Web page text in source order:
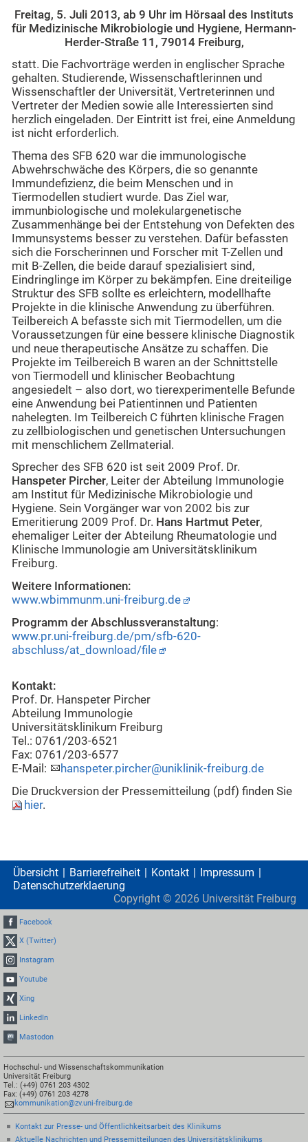
Freitag, 5. Juli 2013, ab 9 Uhr im Hörsaal des Instituts
für Medizinische Mikrobiologie und Hygiene, Hermann-
Herder-Straße 11, 79014 Freiburg,
statt. Die Fachvorträge werden in englischer Sprache
gehalten. Studierende, Wissenschaftlerinnen und
Wissenschaftler der Universität, Vertreterinnen und
Vertreter der Medien sowie alle Interessierten sind
herzlich eingeladen. Der Eintritt ist frei, eine Anmeldung
ist nicht erforderlich.
Thema des SFB 620 war die immunologische
Abwehrschwäche des Körpers, die so genannte
Immundefizienz, die beim Menschen und in
Tiermodellen studiert wurde. Das Ziel war,
immunbiologische und molekulargenetische
Zusammenhänge bei der Entstehung von Defekten des
Immunsystems besser zu verstehen. Dafür befassten
sich die Forscherinnen und Forscher mit T-Zellen und
mit B-Zellen, die beide darauf spezialisiert sind,
Eindringlinge im Körper zu bekämpfen. Eine dreiteilige
Struktur des SFB sollte es erleichtern, modellhafte
Projekte in die klinische Anwendung zu überführen.
Teilbereich A befasste sich mit Tiermodellen, um die
Voraussetzungen für eine bessere klinische Diagnostik
und neue therapeutische Ansätze zu schaffen. Die
Projekte im Teilbereich B waren an der Schnittstelle
von Tiermodell und klinischer Beobachtung
angesiedelt – also dort, wo tierexperimentelle Befunde
eine Anwendung bei Patientinnen und Patienten
nahelegten. Im Teilbereich C führten klinische Fragen
zu zellbiologischen und genetischen Untersuchungen
mit menschlichem Zellmaterial.
Sprecher des SFB 620 ist seit 2009 Prof. Dr.
Hanspeter Pircher, Leiter der Abteilung Immunologie
am Institut für Medizinische Mikrobiologie und
Hygiene. Sein Vorgänger war von 2002 bis zur
Emeritierung 2009 Prof. Dr. Hans Hartmut Peter,
ehemaliger Leiter der Abteilung Rheumatologie und
Klinische Immunologie am Universitätsklinikum
Freiburg.
Weitere Informationen:
www.wbimmunm.uni-freiburg.de
Programm der Abschlussveranstaltung:
www.pr.uni-freiburg.de/pm/sfb-620-
abschluss/at_download/file
Kontakt:
Prof. Dr. Hanspeter Pircher
Abteilung Immunologie
Universitätsklinikum Freiburg
Tel.: 0761/203-6521
Fax: 0761/203-6577
E-Mail:
hanspeter.pircher@uniklinik-freiburg.de
Die Druckversion der Pressemitteilung (pdf) finden Sie
hier.
Übersicht Barrierefreiheit Kontakt
Impressum
Datenschutzerklaerung
Copyright © 2026 Universität Freiburg
Facebook
X (Twitter)
Instagram
Youtube
Xing
LinkedIn
Mastodon
Hochschul- und Wissenschaftskommunikation
Universität Freiburg
Tel.: (+49) 0761 203 4302
Fax: (+49) 0761 203 4278
kommunikation@zv.uni-freiburg.de
Kontakt zur Presse- und Öffentlichkeitsarbeit des Klinikums
Aktuelle Nachrichten und Pressemitteilungen des Universitätsklinikums